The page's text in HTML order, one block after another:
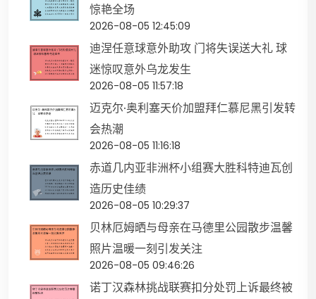
惊艳全场
2026-08-05 12:45:09
迪涅任意球意外助攻 门将失误送大礼 球
迷惊叹意外乌龙发生
2026-08-05 11:57:18
迈克尔·奥利塞天价加盟拜仁慕尼黑引发转
会热潮
2026-08-05 11:16:18
赤道几内亚非洲杯小组赛大胜科特迪瓦创
造历史佳绩
2026-08-05 10:29:37
贝林厄姆晒与母亲在马德里公园散步温馨
照片温暖一刻引发关注
2026-08-05 09:46:26
诺丁汉森林挑战联赛扣分处罚上诉最终被